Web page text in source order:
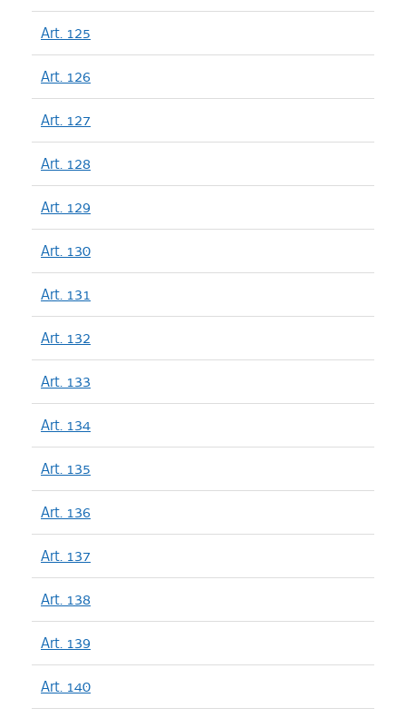
Art. 125
Art. 126
Art. 127
Art. 128
Art. 129
Art. 130
Art. 131
Art. 132
Art. 133
Art. 134
Art. 135
Art. 136
Art. 137
Art. 138
Art. 139
Art. 140